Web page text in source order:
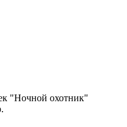
"Ночной охотник"